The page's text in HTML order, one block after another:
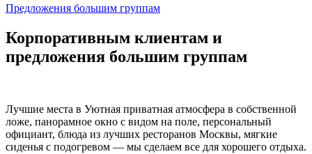
Предложения большим группам
Корпоративным клиентам и
предложения большим группам
Лучшие места в Уютная приватная атмосфера в собственной
ложе, панорамное окно с видом на поле, персональный
официант, блюда из лучших ресторанов Москвы, мягкие
сиденья с подогревом — мы сделаем все для хорошего отдыха.